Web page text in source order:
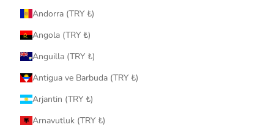
Andorra (TRY ₺)
Angola (TRY ₺)
Anguilla (TRY ₺)
Antigua ve Barbuda (TRY ₺)
Arjantin (TRY ₺)
Arnavutluk (TRY ₺)